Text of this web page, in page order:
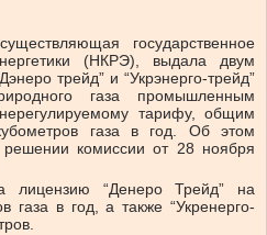
государственное
(НКРЭ), выдала двум
трейд” и “Укрэнерго-трейд”
газа промышленным
тарифу, общим
газа в год. Об этом
решении комиссии от 28 ноября
лицензию “Денеро Трейд” на
газа в год, а также “Укренерго-